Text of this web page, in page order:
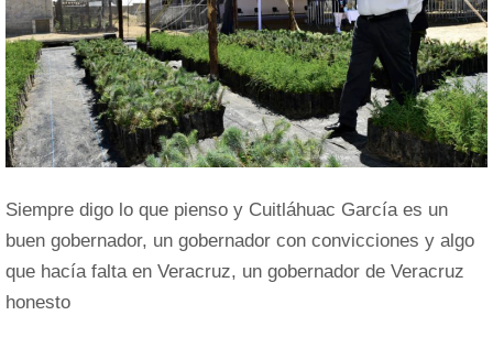
Siempre digo lo que pienso y Cuitláhuac García es un
buen gobernador, un gobernador con convicciones y algo
que hacía falta en Veracruz, un gobernador de Veracruz
honesto